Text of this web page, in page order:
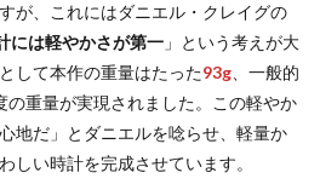
が、これにはダニエル・クレイグの
には軽やかさが第一 」という考えが大
して本作の重量はたった93g 、一般的
の重量が実現されました。この軽やか
地だ」とダニエルを唸らせ、軽量か
しい時計を完成させています。